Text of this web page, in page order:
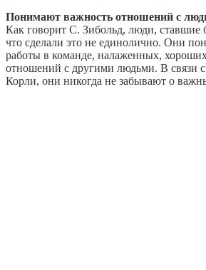
Понимают важность отношений с
Как говорит С. Зибольд, люди,
что сделали это не единолично. Они
работы в команде, налаженных,
отношений с другими людьми. В связи
Корли, они никогда не забывают о